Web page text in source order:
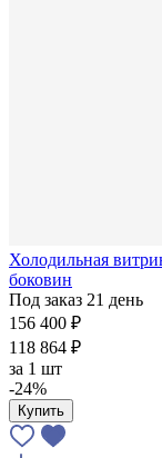
Холодильная
боковин
Под заказ 21 день
156 400 ₽
118 864 ₽
за 1 шт
-24%
Купить